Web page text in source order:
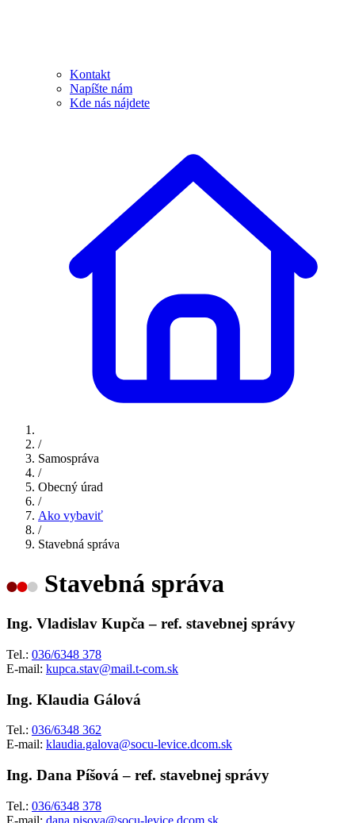
Kontakt
Napíšte nám
Kde nás nájdete
/
Samospráva
/
Obecný úrad
/
Ako vybaviť
/
Stavebná správa
Stavebná správa
Ing. Vladislav Kupča – ref. stavebnej správy
Tel.: 036/6348 378
E-mail: kupca.stav@mail.t-com.sk
Ing. Klaudia Gálová
Tel.: 036/6348 362
E-mail: klaudia.galova@socu-levice.dcom.sk
Ing. Dana Píšová – ref. stavebnej správy
Tel.: 036/6348 378
E-mail: dana.pisova@socu-levice.dcom.sk